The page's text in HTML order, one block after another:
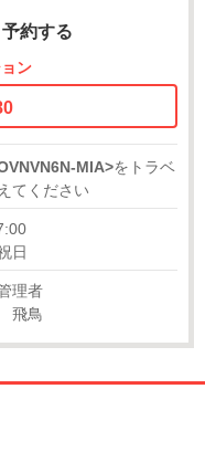
約する
ン
MIA>をトラベ
てください
日
理者
飛鳥